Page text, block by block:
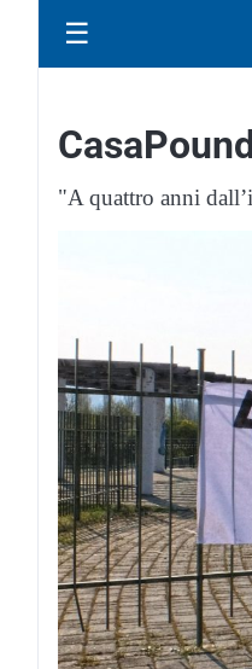
☰
"A quattro anni